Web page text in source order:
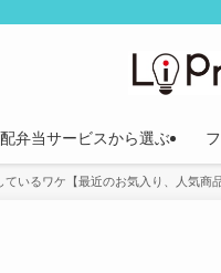
弁当サービスから選ぶ
いるワケ【最近のお気入り、人気商